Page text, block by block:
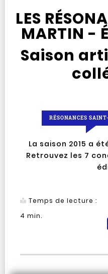
LES
MARTIN -
Saison
RÉSONANCES
La saison 2015 a
Retrouvez les 7
Temps de lecture :
4 min.